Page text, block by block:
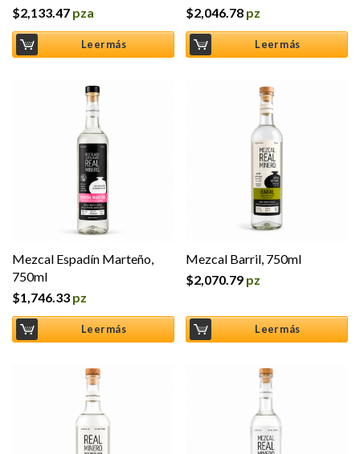
$2,133.47 pza
Leer más
$2,046.78 pz
Leer más
Mezcal Espadín Marteño,
750ml
$1,746.33 pz
Leer más
Mezcal Barril, 750ml
$2,070.79 pz
Leer más